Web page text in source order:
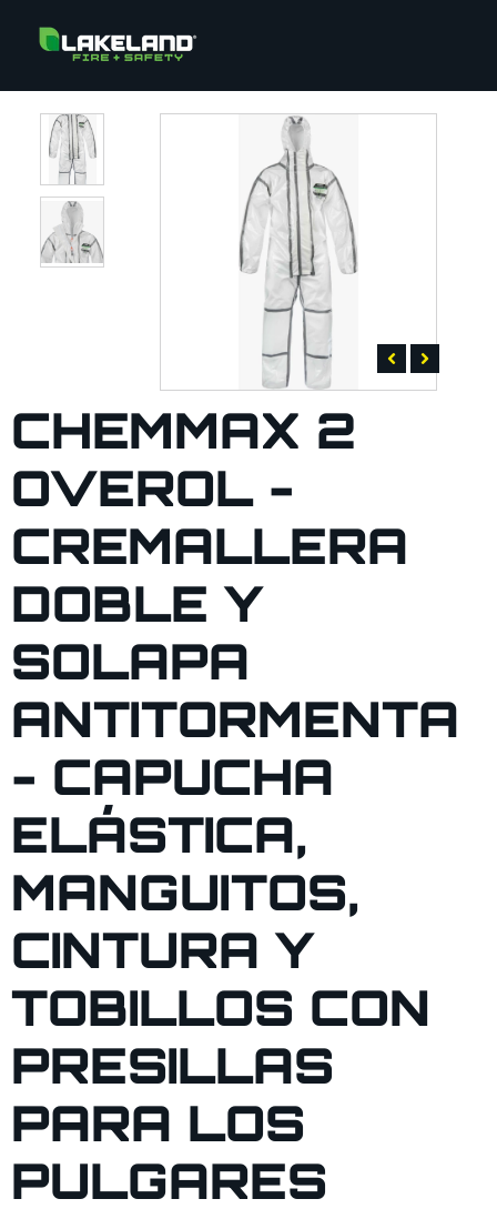
CHEMMAX 2
OVEROL -
CREMALLERA
DOBLE Y
SOLAPA
ANTITORMENTA
- CAPUCHA
ELÁSTICA,
MANGUITOS,
CINTURA Y
TOBILLOS CON
PRESILLAS
PARA LOS
PULGARES